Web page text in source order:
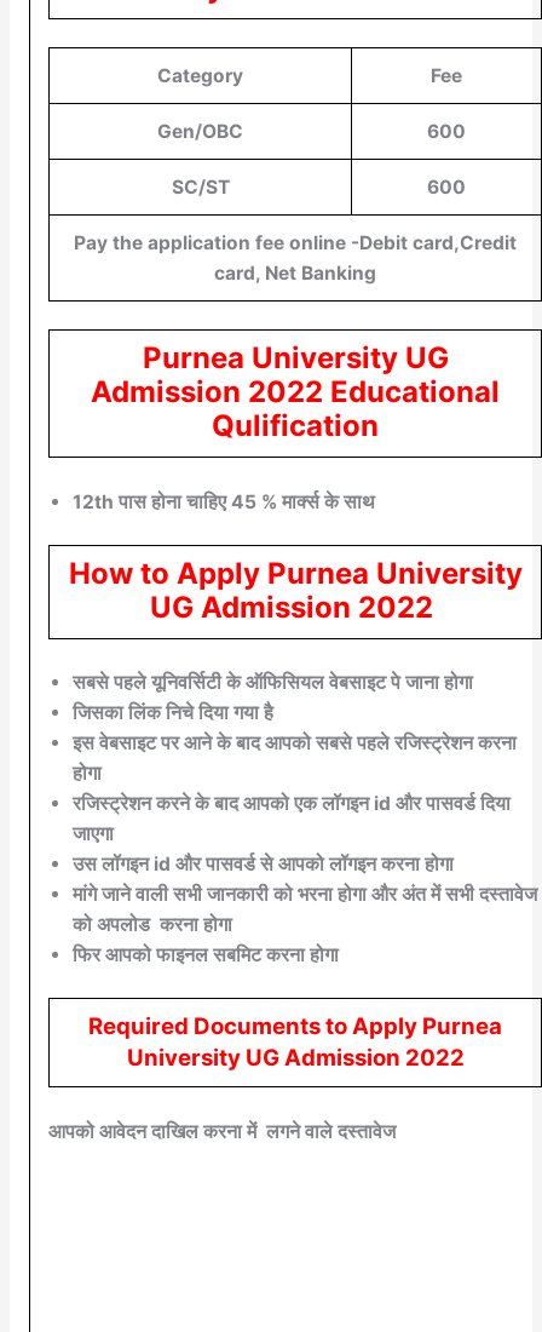
Category Fee
Gen/OBC 600
SC/ST 600
Pay the application fee online -Debit card,Credit
card, Net Banking
Purnea UniversityUG
Admission 2022 Educational
Qulification
12th पास होना चाहिए 45 % मार्क्स के साथ
How to Apply Purnea University
UG Admission 2022
सबसे पहले यूनिवर्सिटी के ऑफिसियल वेबसाइट पे जाना होगा
जिसका लिंक निचे दिया गया है
इस वेबसाइट पर आने के बाद आपको सबसे पहले रजिस्ट्रेशन करना
होगा
रजिस्ट्रेशन करने के बाद आपको एक लॉगइन id और पासवर्ड दिया
जाएगा
उस लॉगइन id और पासवर्ड से आपको लॉगइन करना होगा
मांगे जाने वाली सभी जानकारी को भरना होगा और अंत में सभी दस्तावेज
को अपलोड करना होगा
फिर आपको फाइनल सबमिट करना होगा
Required Documents to Apply Purnea
UniversityUG Admission 2022
आपको आवेदन दाखिल करना में लगने वाले दस्तावेज